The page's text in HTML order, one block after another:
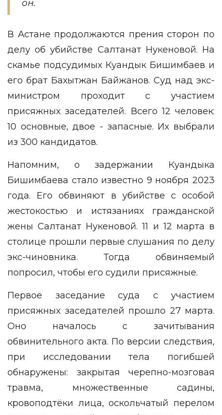
он.
В Астане продолжаются прения сторон по
делу об убийстве Салтанат Нукеновой. На
скамье подсудимых Куандык Бишимбаев и
его брат Бахытжан Байжанов. Суд над экс-
министром проходит с участием
присяжных заседателей. Всего 12 человек:
10 основные, двое - запасные. Их выбрали
из 300 кандидатов.
Напомним, о задержании Куандыка
Бишимбаева стало известно 9 ноября 2023
года. Его обвиняют в убийстве с особой
жестокостью и истязаниях гражданской
жены Салтанат Нукеновой. 11 и 12 марта в
столице прошли первые слушания по делу
экс-чиновника. Тогда обвиняемый
попросил, чтобы его судили присяжные.
Первое заседание суда с участием
присяжных заседателей прошло 27 марта.
Оно началось с зачитывания
обвинительного акта. По версии следствия,
при исследовании тела погибшей
обнаружены: закрытая черепно-мозговая
травма, множественные садины,
кровоподтёки лица, оскольчатый перелом